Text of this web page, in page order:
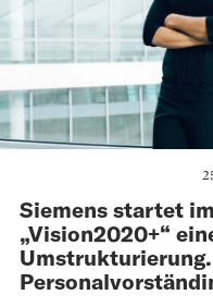
Siemens startet
„Vision2020+“